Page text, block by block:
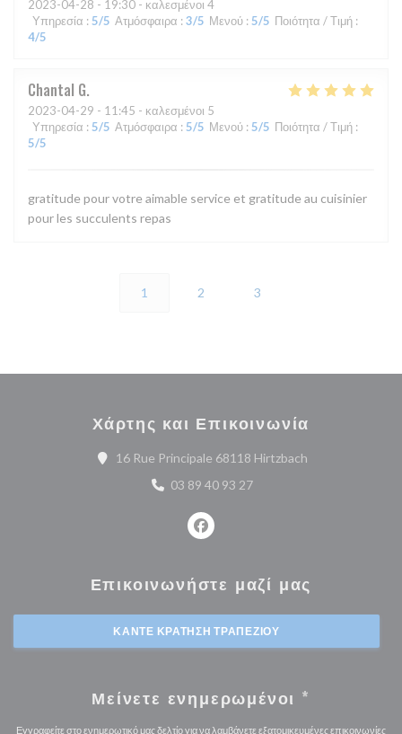
2023-04-28 - 19:30 - καλεσμένοι 4
Υπηρεσία : 5/5 Ατμόσφαιρα : 3/5 Μενού : 5/5 Ποιότητα / Τιμή :
4/5
Chantal G
2023-04-29 - 11:45 - καλεσμένοι 5
Υπηρεσία : 5/5 Ατμόσφαιρα : 5/5 Μενού : 5/5 Ποιότητα / Τιμή :
5/5
gratitude pour votre aimable service et gratitude au cuisinier
pour les succulents repas
1 2 3
Χάρτης και Επικοινωνία
16 Rue Principale 68118 Hirtzbach((ανοίγει σε νέο
03 89 40 93 27
Facebook ((ανοίγει σε νέο
Επικοινωνήστε μαζί μας
ΚΆΝΤΕ ΚΡΆΤΗΣΗ ΤΡΑΠΕΖΙΟΎ
Μείνετε ενημερωμένοι *
Εγγραφείτε στο ενημερωτικό μας δελτίο για να λαμβάνετε εξατομικευμένες επικοινωνίες